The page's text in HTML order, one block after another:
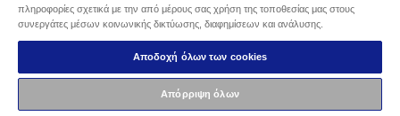
Πληροφορίες σχετικά με τα cookie
Δέσμευση της Epson για προσβασιμότητα
Πνευματικά δικαιώματα © 2026 Seiko Epson
πληροφορίες σχετικά με την από μέρους σας χρήση της τοποθεσίας μας στους
συνεργάτες μέσων κοινωνικής δικτύωσης, διαφημίσεων και ανάλυσης.
Αποδοχή όλων των cookies
Απόρριψη όλων